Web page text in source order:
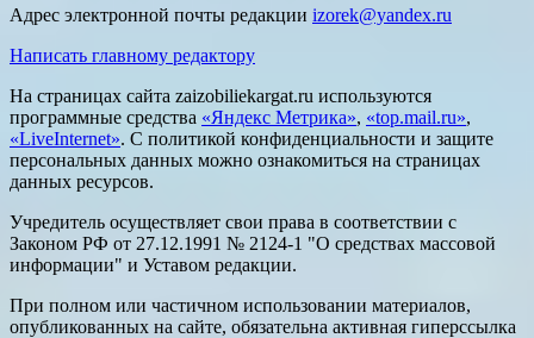
Адрес электронной почты редакции izorek@yandex.ru
Написать главному редактору
На страницах сайта zaizobiliekargat.ru используются
программные средства «Яндекс Метрика», «top.mail.ru»,
«LiveInternet». С политикой конфиденциальности и защите
персональных данных можно ознакомиться на страницах
данных ресурсов.
Учредитель осуществляет свои права в соответствии с
Законом РФ от 27.12.1991 № 2124-1 "О средствах массовой
информации" и Уставом редакции.
При полном или частичном использовании материалов,
опубликованных на сайте, обязательна активная гиперссылка